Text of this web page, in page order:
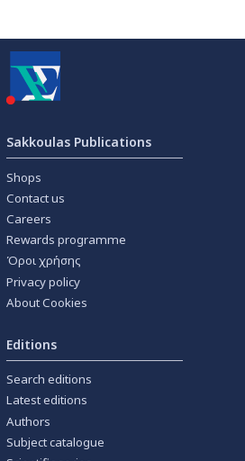
Sakkoulas Publications
Shops
Contact us
Careers
Rewards programme
Όροι χρήσης
Privacy policy
About Cookies
Editions
Search editions
Latest editions
Authors
Subject catalogue